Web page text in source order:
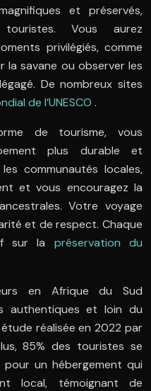
et préservés,
Vous aurez
privilégiés, comme
la savane ou observer les
De nombreux sites
de l’UNESCO .
de tourisme, vous
plus durable et
communautés locales,
et vous encouragez la
Votre voyage
et de respect. Chaque
sur la préservation du
en Afrique du Sud
authentiques et loin du
réalisée en 2022 par
85% des touristes se
un hébergement qui
local, témoignant de